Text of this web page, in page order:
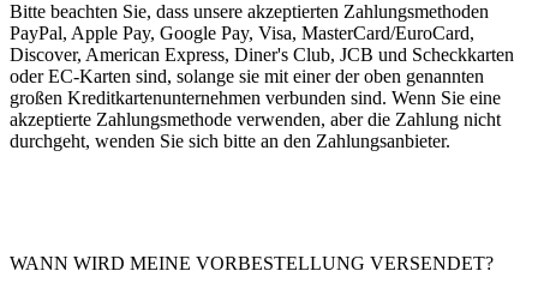
Bitte beachten Sie, dass unsere akzeptierten Zahlungsmethoden
PayPal, Apple Pay, Google Pay, Visa, MasterCard/EuroCard,
Discover, American Express, Diner's Club, JCB und Scheckkarten
oder EC-Karten sind, solange sie mit einer der oben genannten
großen Kreditkartenunternehmen verbunden sind. Wenn Sie eine
akzeptierte Zahlungsmethode verwenden, aber die Zahlung nicht
durchgeht, wenden Sie sich bitte an den Zahlungsanbieter.
WANN WIRD MEINE VORBESTELLUNG VERSENDET?